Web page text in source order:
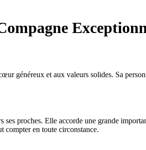
généreux et aux valeurs solides. Sa
proches. Elle accorde une grande
compter en toute circonstance.